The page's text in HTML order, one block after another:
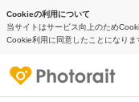
Cookieの利用について
当サイトはサービス向上のため
Cookie利用に同意したことになりま